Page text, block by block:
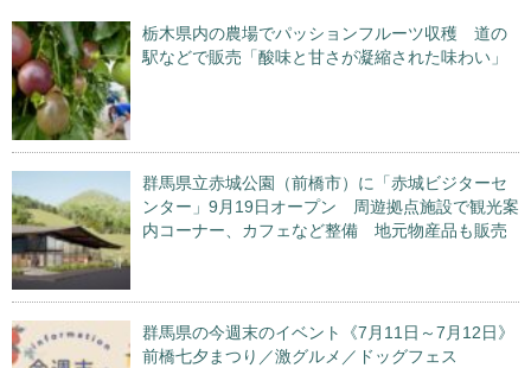
栃木県内の農場でパッションフルーツ収穫 道の
駅などで販売「酸味と甘さが凝縮された味わい」
群馬県立赤城公園（前橋市）に「赤城ビジターセ
ンター」9月19日オープン 周遊拠点施設で観光案
内コーナー、カフェなど整備 地元物産品も販売
群馬県の今週末のイベント《7月11日～7月12日》
前橋七夕まつり／激グルメ／ドッグフェス